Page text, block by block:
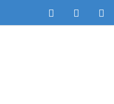
Hledat
KOŠÍK